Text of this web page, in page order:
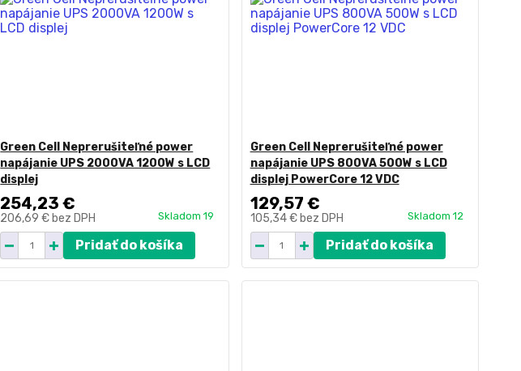
Green Cell Neprerušiteľné power
napájanie UPS 2000VA 1200W s LCD
displej
254,23 €
206,69 € bez DPH Skladom 19
Pridať do košíka
Green Cell Neprerušiteľné power
napájanie UPS 800VA 500W s LCD
displej PowerCore 12 VDC
129,57 €
105,34 € bez DPH Skladom 12
Pridať do košíka